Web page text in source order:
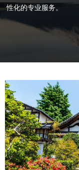
性化的专业服务。